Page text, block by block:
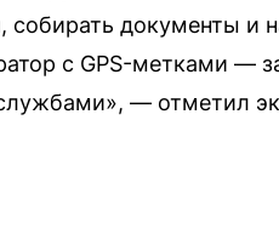
собирать документы и
с GPS-метками —
— отметил